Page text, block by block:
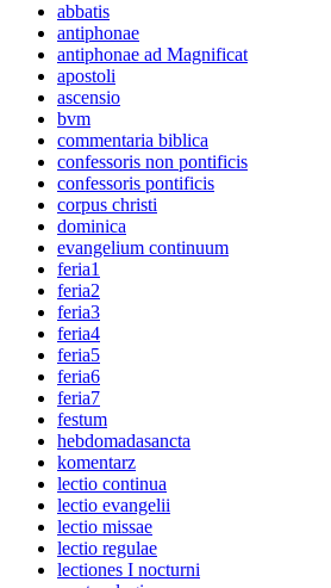
abbatis
antiphonae
antiphonae ad Magnificat
apostoli
ascensio
bvm
commentaria biblica
confessoris non pontificis
confessoris pontificis
corpus christi
dominica
evangelium continuum
feria1
feria2
feria3
feria4
feria5
feria6
feria7
festum
hebdomadasancta
komentarz
lectio continua
lectio evangelii
lectio missae
lectio regulae
lectiones I nocturni